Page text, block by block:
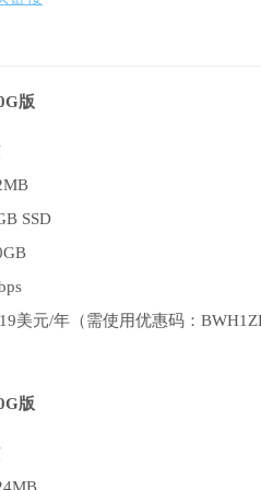
版
SSD
美元/年（需使用优惠码：
版